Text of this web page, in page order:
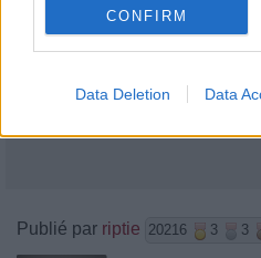
CONFIRM
Data Deletion Data
Publié par riptie 20216 3 3